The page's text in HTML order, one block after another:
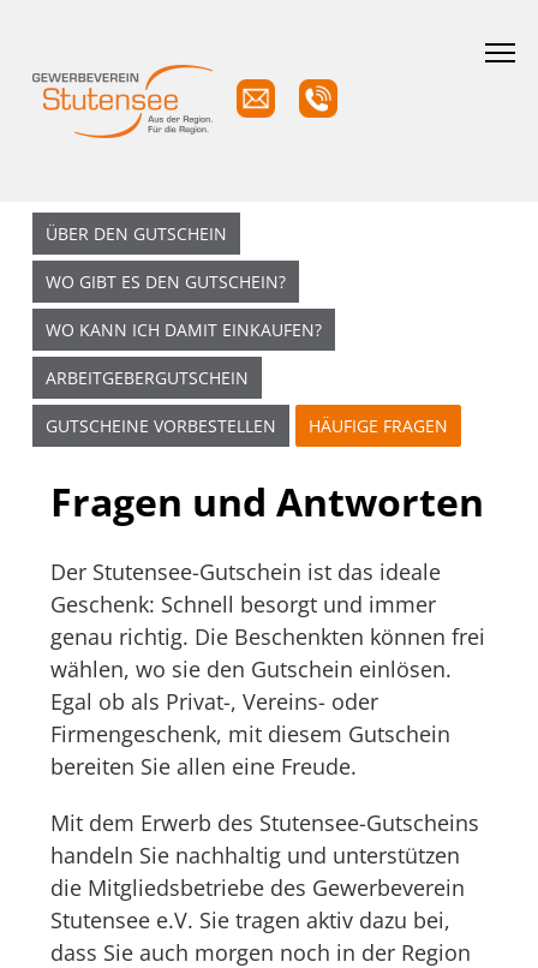
ÜBER DEN GUTSCHEIN
WO GIBT ES DEN GUTSCHEIN?
WO KANN ICH DAMIT EINKAUFEN?
ARBEITGEBERGUTSCHEIN
GUTSCHEINE VORBESTELLEN HÄUFIGE FRAGEN
Fragen und Antworten
Der Stutensee-Gutschein ist das ideale
Geschenk: Schnell besorgt und immer
genau richtig. Die Beschenkten können frei
wählen, wo sie den Gutschein einlösen.
Egal ob als Privat-, Vereins- oder
Firmengeschenk, mit diesem Gutschein
bereiten Sie allen eine Freude.
Mit dem Erwerb des Stutensee-Gutscheins
handeln Sie nachhaltig und unterstützen
die Mitgliedsbetriebe des Gewerbeverein
Stutensee e.V. Sie tragen aktiv dazu bei,
dass Sie auch morgen noch in der Region